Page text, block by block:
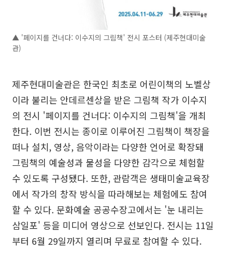
▲ '페이지를 건너다: 이수지의 그림책' 전시 포스터 (제주현대미술
관)
제주현대미술관은 한국인 최초로 어린이책의 노벨상
이라 불리는 안데르센상을 받은 그림책 작가 이수지
의 전시 '페이지를 건너다: 이수지의 그림책'을 개최
한다. 이번 전시는 종이로 이루어진 그림책이 책장을
떠나 설치, 영상, 음악이라는 다양한 언어로 확장돼
그림책의 예술성과 물성을 다양한 감각으로 체험할
수 있도록 구성됐다. 또한, 관람객은 생태미술교육장
에서 작가의 창작 방식을 따라해보는 체험에도 참여
할 수 있다. 문화예술 공공수장고에서는 '눈 내리는
삼일포' 등을 미디어 영상으로 선보인다. 전시는 11일
부터 6월 29일까지 열리며 무료로 참여할 수 있다.